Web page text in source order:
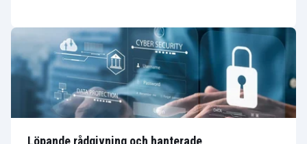
Löpande rådgivning och hanterade